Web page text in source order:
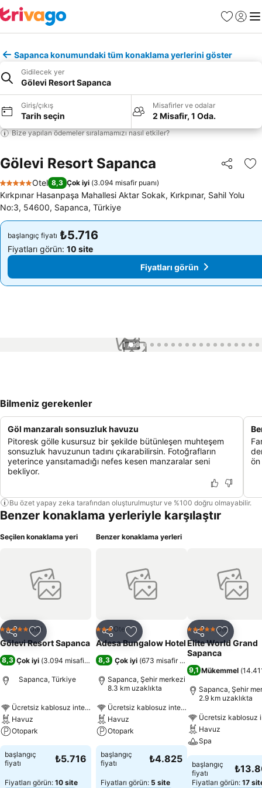
Favoriler
Giriş
Sapanca konumundaki tüm konaklama yerlerini göster
Gidilecek yer
Gölevi Resort Sapanca
Giriş/çıkış
Tarih seçin
Misafirler ve odalar
2 Misafir, 1 Oda.
Bize yapılan ödemeler sıralamamızı nasıl etkiler?
Gölevi Resort Sapanca Paylaş
5 Yıldız
Otel 8,3 Çok iyi (3.094 misafir puanı)
Kırkpınar Hasanpaşa Mahallesi Aktar Sokak, Kırkpınar, Sahil Yolu
No:3, 54600, Sapanca, Türkiye
başlangıç fiyatı ₺5.716
Fiyatları görün: 10 site
Fiyatları görün
başlangıç fiyatı ₺5.716
Fiyatları görün: 10 site
Fiyatları görün
1 / 99
Bilmeniz gerekenler
Göl manzaralı sonsuzluk havuzu
Pitoresk gölle kusursuz bir şekilde bütünleşen muhteşem
sonsuzluk havuzunun tadını çıkarabilirsin. Fotoğrafların
yeterince yansıtamadığı nefes kesen manzaralar seni
bekliyor.
ön
Bu özet yapay zeka tarafından oluşturulmuştur ve %100 doğru olmayabilir.
Benzer konaklama yerleriyle karşılaştır
Seçilen konaklama yeri
Paylaş Favorilerime ekle
5 Yıldız Otel
Gölevi Resort Sapanca
8,3 Çok iyi (3.094 misafir puanı)
Sapanca, Türkiye
Ücretsiz kablosuz internet
Havuz
Otopark
başlangıç
fiyatı
₺5.716
Fiyatları görün: 10 site
Benzer konaklama yerleri
Paylaş Favorilerime ekle
3 YıldızOtel
Adesa Bungalow Hotel
8,3 Çok iyi (673 misafir puanı)
Sapanca, Şehir merkezi
8.3 km uzaklıkta
Ücretsiz kablosuz internet
Havuz
Otopark
başlangıç
fiyatı
₺4.825
Fiyatları görün: 5 site
Paylaş
5 Yıldız Otel
Elite World Grand
Sapanca
9,1 Mükemmel (
Sapanca, Şehir
2.9 km uzaklıkta
Ücretsiz kablosuz
Havuz
Spa
başlangıç
fiyatı
Fiyatları görün: 17